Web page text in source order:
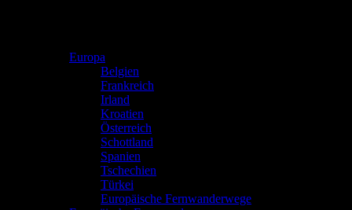
Europa
Belgien
Frankreich
Irland
Kroatien
Österreich
Schottland
Spanien
Tschechien
Türkei
Europäische Fernwanderwege